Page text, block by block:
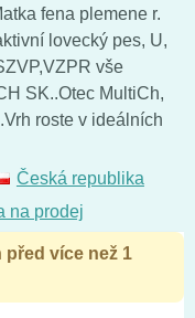
fena plemene r.
lovecký pes, U,
vše
SK..Otec MultiCh,
roste v ideálních
Česká republika
na prodej
před více než 1